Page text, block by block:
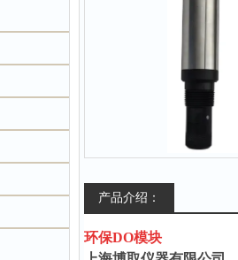
产品介绍：
环保DO模块